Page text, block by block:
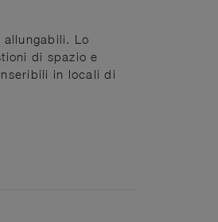
Lo
di spazio e
inseribili in locali di